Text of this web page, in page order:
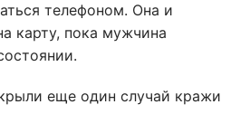
телефоном. Она и
карту, пока мужчина
еще один случай кражи